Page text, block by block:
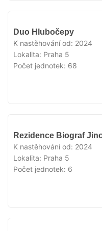
Duo Hlubočepy
K nastěhování od: 2024
Lokalita: Praha 5
Počet jednotek: 68
Rezidence Biograf
K nastěhování od: 2024
Lokalita: Praha 5
Počet jednotek: 6